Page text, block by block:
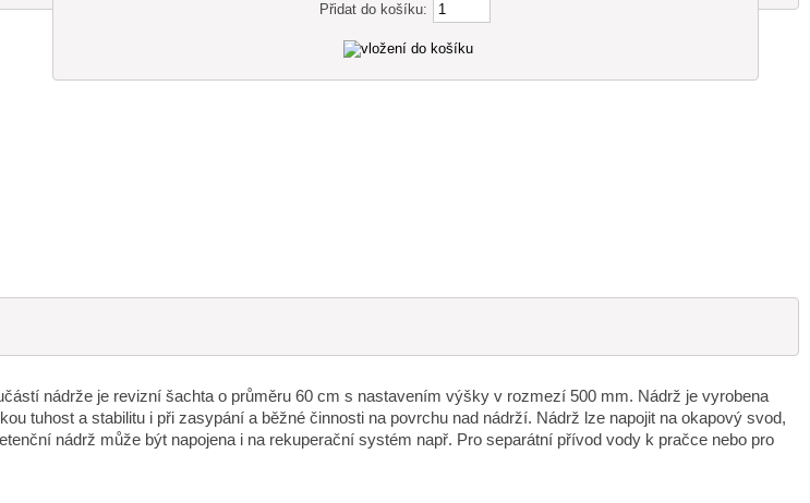
Přidat do košíku:
nádrže je revizní šachta o průměru 60 cm s nastavením výšky v rozmezí 500 mm. Nádrž je vyrobena
tuhost a stabilitu i při zasypání a běžné činnosti na povrchu nad nádrží. Nádrž lze napojit na okapový svod,
nádrž může být napojena i na rekuperační systém např. Pro separátní přívod vody k pračce nebo pro